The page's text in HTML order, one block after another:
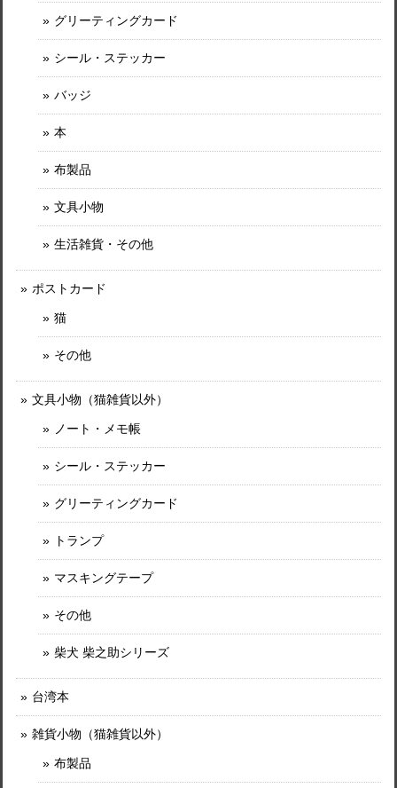
グリーティングカード
シール・ステッカー
バッジ
本
布製品
文具小物
生活雑貨・その他
ポストカード
猫
その他
文具小物（猫雑貨以外）
ノート・メモ帳
シール・ステッカー
グリーティングカード
トランプ
マスキングテープ
その他
柴犬 柴之助シリーズ
台湾本
雑貨小物（猫雑貨以外）
布製品